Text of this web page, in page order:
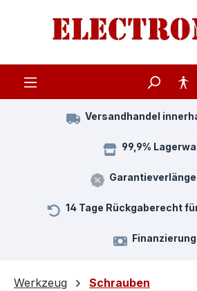
Zum Hauptinhalt springen
Versandhandel
99,9%
14 Tage Rückgaberecht
Finanzierung
Werkzeug Schrauben